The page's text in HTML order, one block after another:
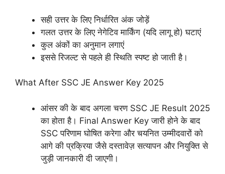
सही उत्तर के लिए निर्धारित अंक जोड़ें
गलत उत्तर के लिए नेगेटिव मार्किंग (यदि लागू हो) घटाएं
कुल अंकों का अनुमान लगाएं
इससे रिजल्ट से पहले ही स्थिति स्पष्ट हो जाती है।
What After SSC JE Answer Key 2025
आंसर की के बाद अगला चरण SSC JE Result 2025
का होता है। Final Answer Key जारी होने के बाद
SSC परिणाम घोषित करेगा और चयनित उम्मीदवारों को
आगे की प्रक्रिया जैसे दस्तावेज़ सत्यापन और नियुक्ति से
जुड़ी जानकारी दी जाएगी।